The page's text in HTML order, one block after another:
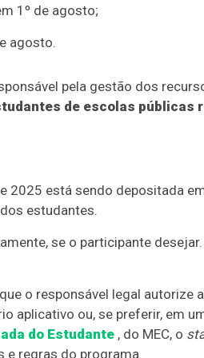
1º de agosto;
agosto.
pela gestão dos
de escolas públicas
2025 está sendo depositada
estudantes.
se o participante
o responsável legal autorize
aplicativo ou, se preferir, em
do Estudante , do MEC, o
e regras do programa.